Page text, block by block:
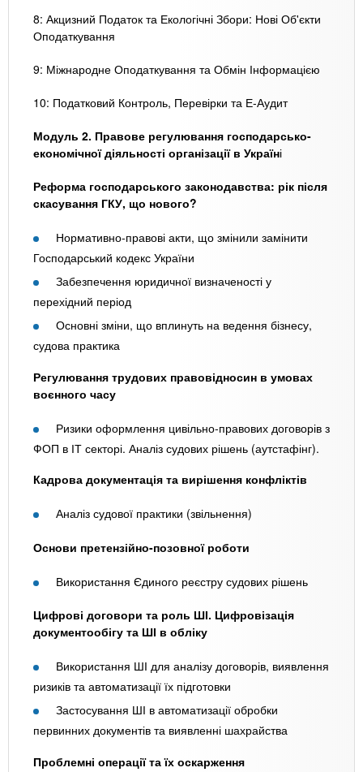
8: Акцизний Податок та Екологічні Збори: Нові Об'єкти
Оподаткування
9: Міжнародне Оподаткування та Обмін Інформацією
10: Податковий Контроль, Перевірки та Е-Аудит
Модуль 2. Правове регулювання господарсько-
економічної діяльності організації в Україні
Реформа господарського законодавства: рік після
скасування ГКУ, що нового?
Нормативно-правові акти, що змінили замінити
Господарський кодекс України
Забезпечення юридичної визначеності у
перехідний період
Основні зміни, що вплинуть на ведення бізнесу,
судова практика
Регулювання трудових правовідносин в умовах
воєнного часу
Ризики оформлення цивільно-правових договорів з
ФОП в ІТ секторі. Аналіз судових рішень (аутстафінг).
Кадрова документація та вирішення конфліктів
Аналіз судової практики (звільнення)
Основи претензійно-позовної роботи
Використання Єдиного реєстру судових рішень
Цифрові договори та роль ШІ. Цифровізація
документообігу та ШІ в обліку
Використання ШІ для аналізу договорів, виявлення
ризиків та автоматизації їх підготовки
Застосування ШІ в автоматизації обробки
первинних документів та виявленні шахрайства
Проблемні операції та їх оскарження